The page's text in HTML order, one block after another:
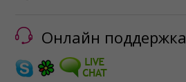
Онлайн поддержка